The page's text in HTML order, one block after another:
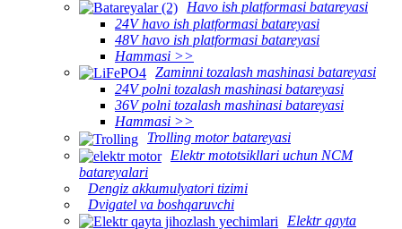
Havo ish platformasi batareyasi
24V havo ish platformasi batareyasi
48V havo ish platformasi batareyasi
Hammasi >>
Zaminni tozalash mashinasi batareyasi
24V polni tozalash mashinasi batareyasi
36V polni tozalash mashinasi batareyasi
Hammasi >>
Trolling motor batareyasi
Elektr mototsikllari uchun NCM
batareyalari
Dengiz akkumulyatori tizimi
Dvigatel va boshqaruvchi
Elektr qayta